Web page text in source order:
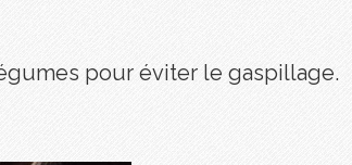
pour éviter le gaspillage.